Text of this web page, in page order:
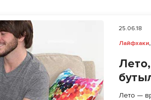
25.06.18
Лайфхаки,
Лето —